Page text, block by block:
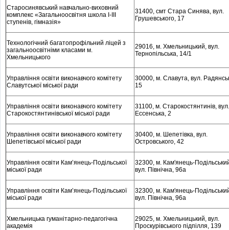
Старосинявський навчально-виховний
комплекс «Загальноосвітня школа І-ІІІ
ступенів, гімназія»
31400, смт Стара Синява, вул.
Грушевського, 17
Технологічний багатопрофільний ліцей з
загальноосвітніми класами м.
Хмельницького
29016, м. Хмельницький, вул.
Тернопільська, 14/1
Управління освіти виконавчого комітету
Славутської міської ради
30000, м. Славута, вул.
15
Управління освіти виконавчого комітету
Старокостянтинівської міської ради
31100, м. Старокостянтинів, вул.
Ессенська, 2
Управління освіти виконавчого комітету
Шепетівської міської ради
30400, м. Шепетівка, вул.
Островського, 42
Управління освіти Кам’янець-Подільської
міської ради
32300, м. Кам′янець-
вул. Північна, 96а
Управління освіти Кам’янець-Подільської
міської ради
32300, м. Кам′янець-
вул. Північна, 96а
Хмельницька гуманітарно-педагогічна
академія
29025, м. Хмельницький, вул.
Проскурівського підпілля, 139